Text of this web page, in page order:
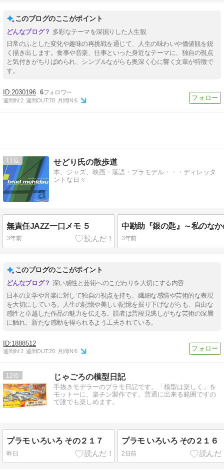
このブログのここがポイント
多彩なテーマを深掘りした人生観
日常のふとした変化や趣味の再挑戦を通じて、人生の味わいや価値観を鋭
く描き出します。食事や音楽、仕事といった身近なテーマに、独自の視点
と気付きがちりばめられ、シンプルながらも奥深く心に響く文章が特徴で
す。
2030196 6
週間IN:2 週間OUT:78 月間IN:6
11 せどり氏の散歩道
本、ジャズ、映画・落語・プラモデル・・・ディレッタ
ントな日々
無責任JAZZ一口メモ ５
3年前 3年前
このブログのここがポイント
深い感性と芸術へのこだわりを大切にする内容
日本の文学や音楽に対して独自の視点を持ち、繊細な感情や芸術的な表現
を大切にしている。人生の記憶や美しい記憶を掘り下げながらも、自由な
感性と卓越した作品の魅力を伝える。読者は普段見逃しがちな芸術の深層
に触れ、新たな感動を得られるよう工夫されている。
1888512
週間IN:2 週間OUT:20 月間IN:6
12 じゃごろの模型日記
手抜きモデラーのプラモ日記です。「模型は楽しく」を
モットーに、楽チン製作です。普通に出来る範囲ですの
で誰でも楽しめます。
プラモ いろいろ その２１７
昨日
プラモ いろいろ その２１６
2日前